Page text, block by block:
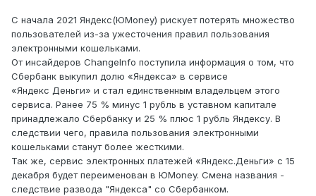
С начала 2021 Яндекс(ЮMoney) рискует потерять множество
пользователей из-за ужесточения правил пользования
электронными кошельками.
От инсайдеров ChangeInfo поступила информация о том, что
Сбербанк выкупил долю «Яндекса» в сервисе
«Яндекс Деньги» и стал единственным владельцем этого
сервиса. Ранее 75 % минус 1 рубль в уставном капитале
принадлежало Сбербанку и 25 % плюс 1 рубль Яндексу. В
следствии чего, правила пользования электронными
кошельками станут более жесткими.
Так же, сервис электронных платежей «Яндекс.Деньги» с 15
декабря будет переименован в ЮMoney. Смена названия -
следствие развода "Яндекса" со Сбербанком.